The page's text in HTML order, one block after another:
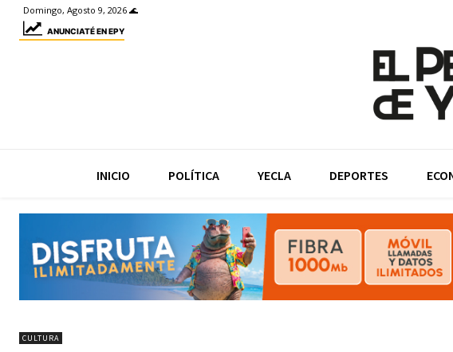
Domingo, Agosto 9, 2026 🌊
ANUNCIATÉ EN EPY
INICIO POLÍTICA YECLA DEPORTES
CULTURA